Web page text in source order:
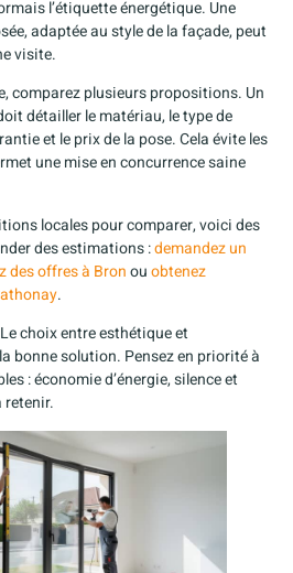
l’étiquette énergétique. Une
adaptée au style de la façade, peut
visite.
comparez plusieurs propositions. Un
détailler le matériau, le type de
et le prix de la pose. Cela évite les
une mise en concurrence saine
locales pour comparer, voici des
des estimations :demandez un
des offres à Bronouobtenez
.
choix entre esthétique et
bonne solution. Pensez en priorité à
: économie d’énergie, silence et
retenir.